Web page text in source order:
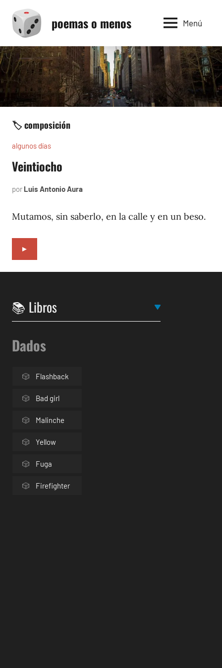
contenido
poemas o menos Menú
🏷️ composición
algunos días
Veintiocho
por Luis Antonio Aura
1997
Mutamos, sin saberlo, en la calle y en un beso.
►
Dados
Flashback
Bad girl
Malinche
Yellow
Fuga
Firefighter